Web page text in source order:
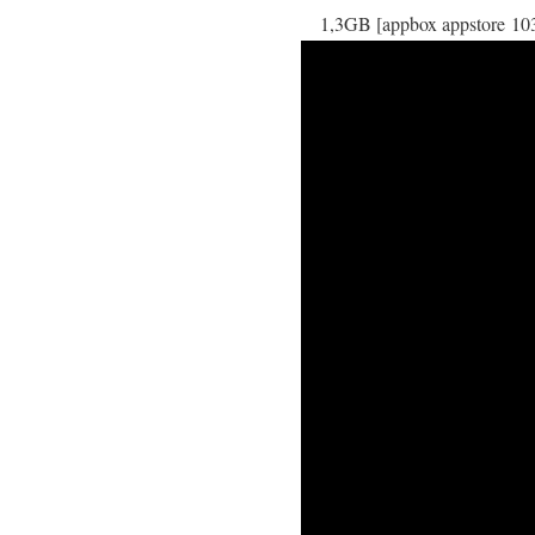
1,3GB [appbox appstore